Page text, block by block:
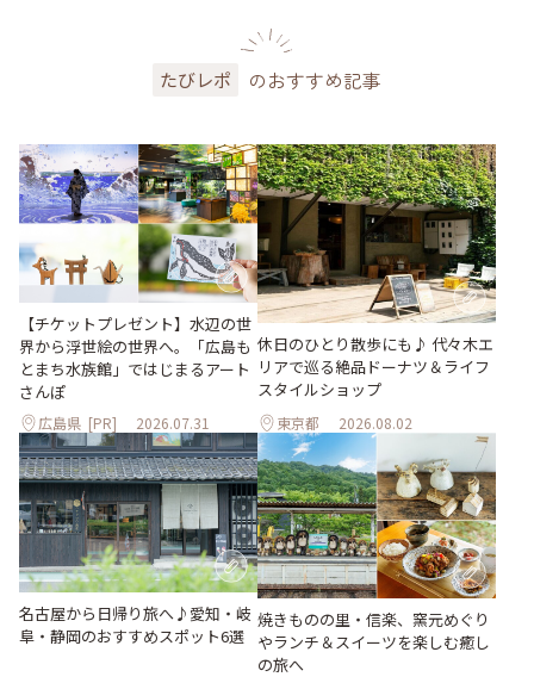
たびレポ のおすすめ記事
【チケットプレゼント】水辺の世
界から浮世絵の世界へ。「広島も
とまち水族館」ではじまるアート
さんぽ
広島県 [PR] 2026.07.31
休日のひとり散歩にも♪ 代々木エ
リアで巡る絶品ドーナツ＆ライフ
スタイルショップ
東京都 2026.08.02
名古屋から日帰り旅へ♪愛知・岐
阜・静岡のおすすめスポット6選
焼きものの里・信楽、窯元めぐり
やランチ＆スイーツを楽しむ癒し
の旅へ